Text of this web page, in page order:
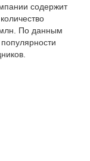
содержит
млн. По данным